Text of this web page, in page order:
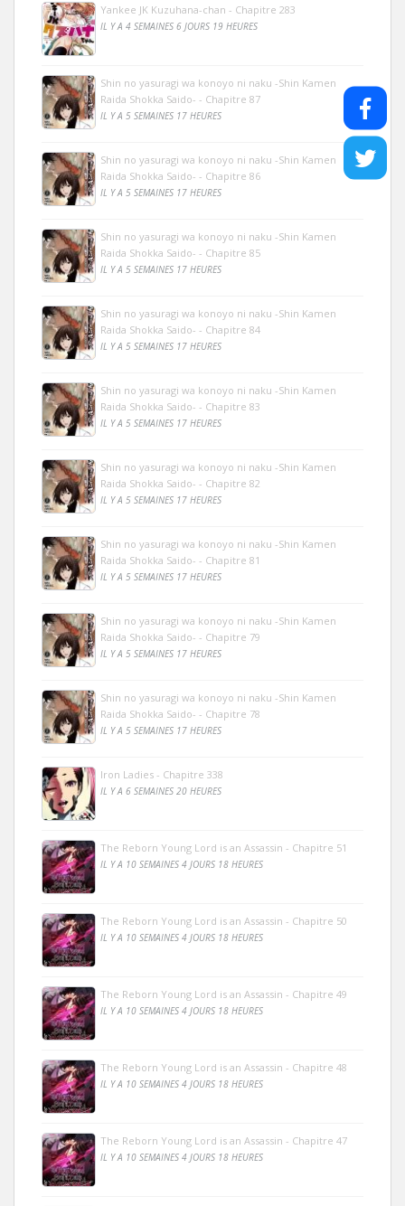
Yankee JK Kuzuhana-chan - Chapitre 283
IL Y A 4 SEMAINES 6 JOURS 19 HEURES
Shin no yasuragi wa konoyo ni naku -Shin Kamen
Raida Shokka Saido- - Chapitre 87
IL Y A 5 SEMAINES 17 HEURES
Shin no yasuragi wa konoyo ni naku -Shin Kamen
Raida Shokka Saido- - Chapitre 86
IL Y A 5 SEMAINES 17 HEURES
Shin no yasuragi wa konoyo ni naku -Shin Kamen
Raida Shokka Saido- - Chapitre 85
IL Y A 5 SEMAINES 17 HEURES
Shin no yasuragi wa konoyo ni naku -Shin Kamen
Raida Shokka Saido- - Chapitre 84
IL Y A 5 SEMAINES 17 HEURES
Shin no yasuragi wa konoyo ni naku -Shin Kamen
Raida Shokka Saido- - Chapitre 83
IL Y A 5 SEMAINES 17 HEURES
Shin no yasuragi wa konoyo ni naku -Shin Kamen
Raida Shokka Saido- - Chapitre 82
IL Y A 5 SEMAINES 17 HEURES
Shin no yasuragi wa konoyo ni naku -Shin Kamen
Raida Shokka Saido- - Chapitre 81
IL Y A 5 SEMAINES 17 HEURES
Shin no yasuragi wa konoyo ni naku -Shin Kamen
Raida Shokka Saido- - Chapitre 79
IL Y A 5 SEMAINES 17 HEURES
Shin no yasuragi wa konoyo ni naku -Shin Kamen
Raida Shokka Saido- - Chapitre 78
IL Y A 5 SEMAINES 17 HEURES
Iron Ladies - Chapitre 338
IL Y A 6 SEMAINES 20 HEURES
The Reborn Young Lord is an Assassin - Chapitre 51
IL Y A 10 SEMAINES 4 JOURS 18 HEURES
The Reborn Young Lord is an Assassin - Chapitre 50
IL Y A 10 SEMAINES 4 JOURS 18 HEURES
The Reborn Young Lord is an Assassin - Chapitre 49
IL Y A 10 SEMAINES 4 JOURS 18 HEURES
The Reborn Young Lord is an Assassin - Chapitre 48
IL Y A 10 SEMAINES 4 JOURS 18 HEURES
The Reborn Young Lord is an Assassin - Chapitre 47
IL Y A 10 SEMAINES 4 JOURS 18 HEURES